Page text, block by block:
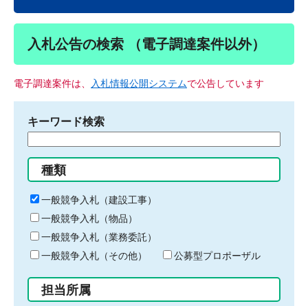
入札公告の検索 （電子調達案件以外）
電子調達案件は、 入札情報公開システムで公告しています
キーワード検索
る
キ
ー
ワ
ー
ド
入
力
種類
一般競争入札（建設工事）
一般競争入札（物品）
一般競争入札（業務委託）
一般競争入札（その他）
公募型プロポーザル
担当所属